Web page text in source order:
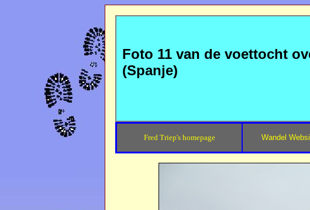
Foto 11 van de voettocht
(Spanje)
Fred Triep's homepage Wandel